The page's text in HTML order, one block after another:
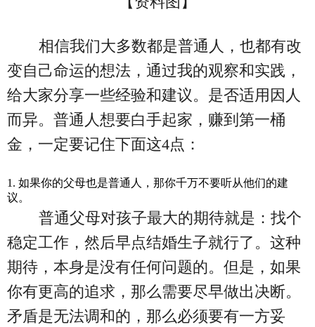
相信我们大多数都是普通人，也都有改
变自己命运的想法，通过我的观察和实践，
给大家分享一些经验和建议。是否适用因人
而异。普通人想要白手起家，赚到第一桶
金，一定要记住下面这4点：
1. 如果你的父母也是普通人，那你千万不要听从他们的建
议。
普通父母对孩子最大的期待就是：找个
稳定工作，然后早点结婚生子就行了。这种
期待，本身是没有任何问题的。但是，如果
你有更高的追求，那么需要尽早做出决断。
矛盾是无法调和的，那么必须要有一方妥